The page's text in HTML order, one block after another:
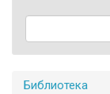
Библиотека